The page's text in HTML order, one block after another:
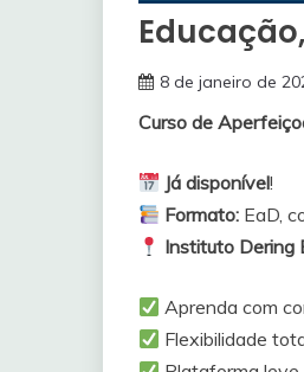
8 de janeiro de
Curso de
Já disponível!
Formato: EaD,
Instituto Dering
Aprenda com
Flexibilidade